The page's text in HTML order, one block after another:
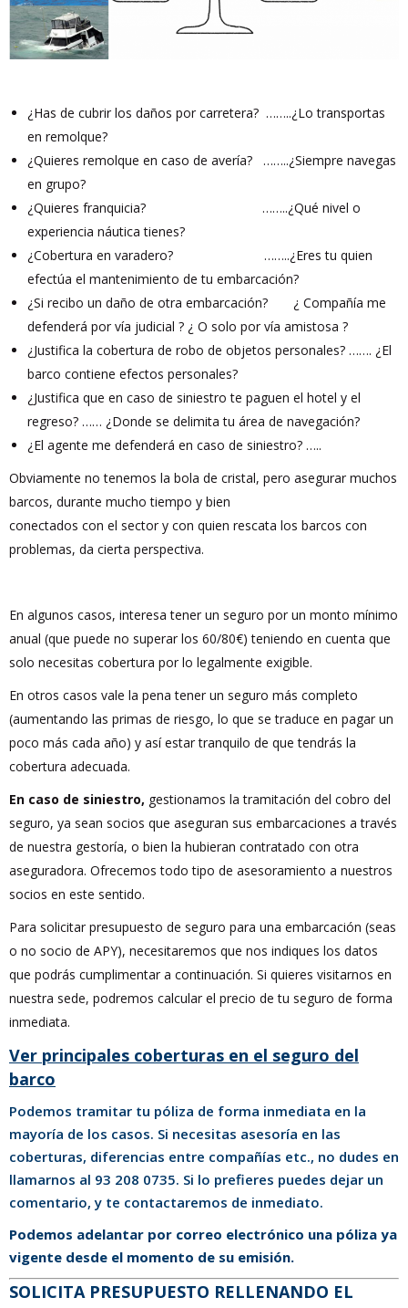
¿Has de cubrir los daños por carretera? ……..¿Lo transportas
en remolque?
¿Quieres remolque en caso de avería? ……..¿Siempre navegas
en grupo?
¿Quieres franquicia? ……..¿Qué nivel o
experiencia náutica tienes?
¿Cobertura en varadero? ……..¿Eres tu quien
efectúa el mantenimiento de tu embarcación?
¿Si recibo un daño de otra embarcación? ¿ Compañía me
defenderá por vía judicial ? ¿ O solo por vía amistosa ?
¿Justifica la cobertura de robo de objetos personales? ……. ¿El
barco contiene efectos personales?
¿Justifica que en caso de siniestro te paguen el hotel y el
regreso? …… ¿Donde se delimita tu área de navegación?
¿El agente me defenderá en caso de siniestro? …..
Obviamente no tenemos la bola de cristal, pero asegurar muchos
barcos, durante mucho tiempo y bien
conectados con el sector y con quien rescata los barcos con
problemas, da cierta perspectiva.
En algunos casos, interesa tener un seguro por un monto mínimo
anual (que puede no superar los 60/80€) teniendo en cuenta que
solo necesitas cobertura por lo legalmente exigible.
En otros casos vale la pena tener un seguro más completo
(aumentando las primas de riesgo, lo que se traduce en pagar un
poco más cada año) y así estar tranquilo de que tendrás la
cobertura adecuada.
En caso de siniestro, gestionamos la tramitación del cobro del
seguro, ya sean socios que aseguran sus embarcaciones a través
de nuestra gestoría, o bien la hubieran contratado con otra
aseguradora. Ofrecemos todo tipo de asesoramiento a nuestros
socios en este sentido.
Para solicitar presupuesto de seguro para una embarcación (seas
o no socio de APY), necesitaremos que nos indiques los datos
que podrás cumplimentar a continuación. Si quieres visitarnos en
nuestra sede, podremos calcular el precio de tu seguro de forma
inmediata.
Ver principales coberturas en el seguro del
barco
Podemos tramitar tu póliza de forma inmediata en la
mayoría de los casos. Si necesitas asesoría en las
coberturas, diferencias entre compañías etc., no dudes en
llamarnos al 93 208 0735. Si lo prefieres puedes dejar un
comentario, y te contactaremos de inmediato.
Podemos adelantar por correo electrónico una póliza ya
vigente desde el momento de su emisión.
SOLICITA PRESUPUESTO RELLENANDO EL